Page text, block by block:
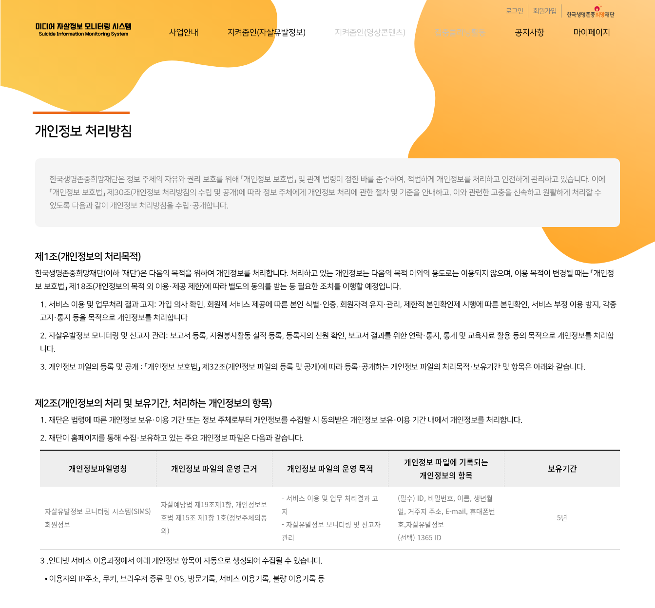
로그인 회원가입
사업안내 지켜줌인(자살유발정보) 지켜줌인(영상콘텐츠) 집중클리닝활동 공지사항 마이페이지
개인정보 처리방침
한국생명존중희망재단은 정보 주체의 자유와 권리 보호를 위해 「개인정보 보호법」 및 관계 법령이 정한 바를 준수하여, 적법하게 개인정보를 처리하고 안전하게 관리하고 있습니다. 이에
「개인정보 보호법」 제30조(개인정보 처리방침의 수립 및 공개)에 따라 정보 주체에게 개인정보 처리에 관한 절차 및 기준을 안내하고, 이와 관련한 고충을 신속하고 원활하게 처리할 수
있도록 다음과 같이 개인정보 처리방침을 수립·공개합니다.
제1조(개인정보의 처리목적)
한국생명존중희망재단(이하 ‘재단’)은 다음의 목적을 위하여 개인정보를 처리합니다. 처리하고 있는 개인정보는 다음의 목적 이외의 용도로는 이용되지 않으며, 이용 목적이 변경될 때는 「개인정
보 보호법」 제18조(개인정보의 목적 외 이용·제공 제한)에 따라 별도의 동의를 받는 등 필요한 조치를 이행할 예정입니다.
1. 서비스 이용 및 업무처리 결과 고지: 가입 의사 확인, 회원제 서비스 제공에 따른 본인 식별·인증, 회원자격 유지·관리, 제한적 본인확인제 시행에 따른 본인확인, 서비스 부정 이용 방지, 각종
고지·통지 등을 목적으로 개인정보를 처리합니다
2. 자살유발정보 모니터링 및 신고자 관리: 보고서 등록, 자원봉사활동 실적 등록, 등록자의 신원 확인, 보고서 결과를 위한 연락·통지, 통계 및 교육자료 활용 등의 목적으로 개인정보를 처리합
니다.
3. 개인정보 파일의 등록 및 공개 : 「개인정보 보호법」 제32조(개인정보 파일의 등록 및 공개)에 따라 등록·공개하는 개인정보 파일의 처리목적·보유기간 및 항목은 아래와 같습니다.
제2조(개인정보의 처리 및 보유기간, 처리하는 개인정보의 항목)
1. 재단은 법령에 따른 개인정보 보유·이용 기간 또는 정보 주체로부터 개인정보를 수집할 시 동의받은 개인정보 보유·이용 기간 내에서 개인정보를 처리합니다.
2. 재단이 홈페이지를 통해 수집·보유하고 있는 주요 개인정보 파일은 다음과 같습니다.
개인정보파일명칭 개인정보 파일의 운영 근거 개인정보 파일의 운영 목적
개인정보 파일에 기록되는
개인정보의 항목
보유기간
자살유발정보 모니터링 시스템(SIMS)
회원정보
자살예방법 제19조제1항, 개인정보보
호법 제15조 제1항 1호(정보주체의동
의)
- 서비스 이용 및 업무 처리결과 고
지
- 자살유발정보 모니터링 및 신고자
관리
(필수) ID, 비밀번호, 이름, 생년월
일, 거주지 주소, E-mail, 휴대폰번
호,자살유발정보
(선택) 1365 ID
5년
3 .인터넷 서비스 이용과정에서 아래 개인정보 항목이 자동으로 생성되어 수집될 수 있습니다.
• 이용자의 IP주소, 쿠키, 브라우저 종류 및 OS, 방문기록, 서비스 이용기록, 불량 이용기록 등